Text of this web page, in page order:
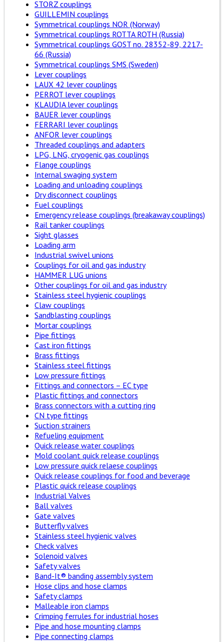
STORZ couplings
GUILLEMIN couplings
Symmetrical couplings NOR (Norway)
Symmetrical couplings ROTTA ROTH (Russia)
Symmetrical couplings GOST no. 28352-89, 2217-
66 (Russia)
Symmetrical couplings SMS (Sweden)
Lever couplings
LAUX 42 lever couplings
PERROT lever couplings
KLAUDIA lever couplings
BAUER lever couplings
FERRARI lever couplings
ANFOR lever couplings
Threaded couplings and adapters
LPG, LNG, cryogenic gas couplings
Flange couplings
Internal swaging system
Loading and unloading couplings
Dry disconnect couplings
Fuel couplings
Emergency release couplings (breakaway couplings)
Rail tanker couplings
Sight glasses
Loading arm
Industrial swivel unions
Couplings for oil and gas industry
HAMMER LUG unions
Other couplings for oil and gas industry
Stainless steel hygienic couplings
Claw couplings
Sandblasting couplings
Mortar couplings
Pipe fittings
Cast iron fittings
Brass fittings
Stainless steel fittings
Low pressure fittings
Fittings and connectors – EC type
Plastic fittings and connectors
Brass connectors with a cutting ring
CN type fittings
Suction strainers
Refueling equipment
Quick release water couplings
Mold coolant quick release couplings
Low pressure quick relaese couplings
Quick release couplings for food and beverage
Plastic quick release couplings
Industrial Valves
Ball valves
Gate valves
Butterfly valves
Stainless steel hygienic valves
Check valves
Solenoid valves
Safety valves
Band-It® banding assembly system
Hose clips and hose clamps
Safety clamps
Malleable iron clamps
Crimping ferrules for industrial hoses
Pipe and hose mounting clamps
Pipe connecting clamps